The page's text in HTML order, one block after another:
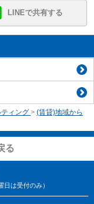
LINEで共有する
ィング > (賃貸)地域から
る
は受付のみ）